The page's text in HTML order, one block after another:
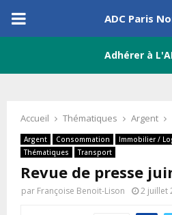
PRIMARY
ADC Paris
Adhérer à
Accueil Thématiques Argent
Argent Consommation Immobilier /
Thématiques
Transport
Revue de presse
par Françoise Benoit-Lison 2 juillet